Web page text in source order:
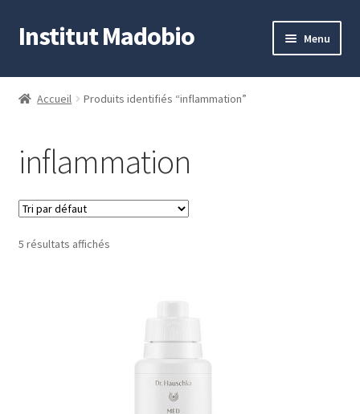
Aller
à
navigation
Aller
au
Institut Madobio Menu
Accueil
Mon compte
Panier
Validation de la commande
Accueil Produits identifiés “inflammation”
inflammation
5 résultats affichés